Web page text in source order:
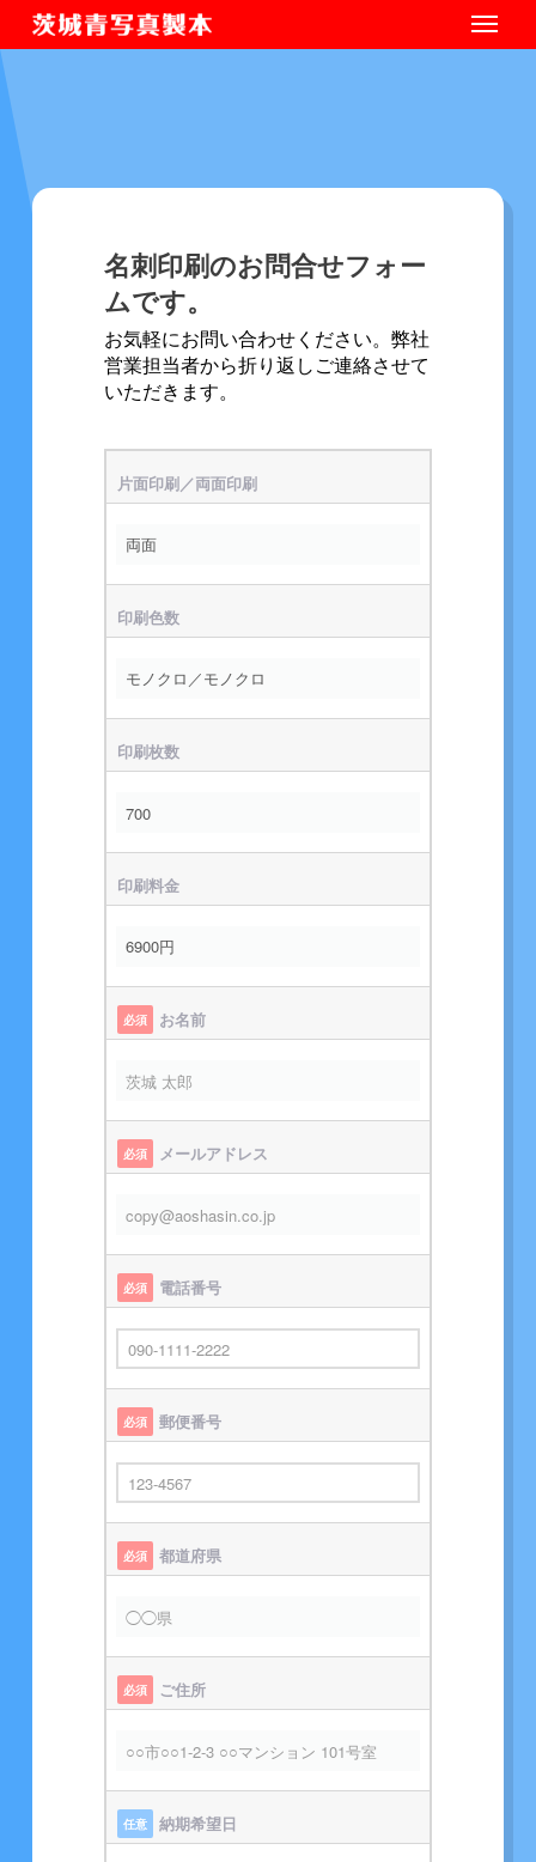
名刺印刷のお問合せフォー
ムです。
お気軽にお問い合わせください。弊社
営業担当者から折り返しご連絡させて
いただきます。
片面印刷／両面印刷
印刷色数
印刷枚数
印刷料金
必須 お名前
必須 メールアドレス
必須 電話番号
必須 郵便番号
必須 都道府県
必須 ご住所
任意 納期希望日